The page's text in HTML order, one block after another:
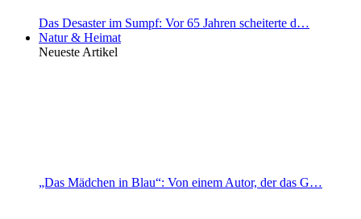
Das Desaster im Sumpf: Vor 65 Jahren scheiterte d…
Natur & Heimat
Neueste Artikel
„Das Mädchen in Blau“: Von einem Autor, der das G…